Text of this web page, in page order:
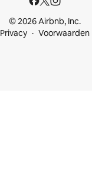
© 2026 Airbnb, Inc.
Privacy
Voorwaarden